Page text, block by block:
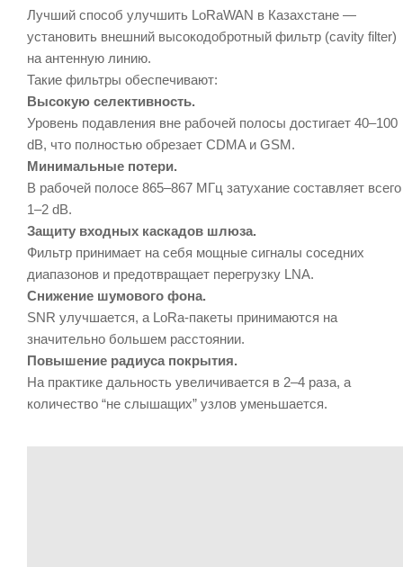
Лучший способ улучшить LoRaWAN в Казахстане —
установить внешний высокодобротный фильтр (cavity filter)
на антенную линию.
Такие фильтры обеспечивают:
Высокую селективность.
Уровень подавления вне рабочей полосы достигает 40–100
dB, что полностью обрезает CDMA и GSM.
Минимальные потери.
В рабочей полосе 865–867 МГц затухание составляет всего
1–2 dB.
Защиту входных каскадов шлюза.
Фильтр принимает на себя мощные сигналы соседних
диапазонов и предотвращает перегрузку LNA.
Снижение шумового фона.
SNR улучшается, а LoRa-пакеты принимаются на
значительно большем расстоянии.
Повышение радиуса покрытия.
На практике дальность увеличивается в 2–4 раза, а
количество “не слышащих” узлов уменьшается.